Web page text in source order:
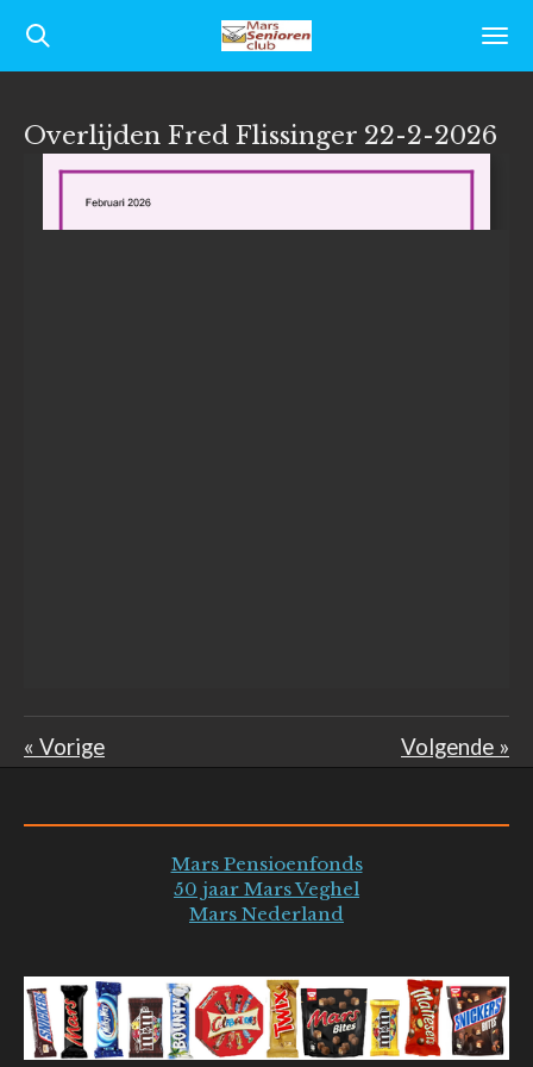
Ga
direct
de
Overlijden Fred Flissinger 22-2-2026
« Vorige Volgende »
Mars Pensioenfonds
50 jaar Mars Veghel
Mars Nederland